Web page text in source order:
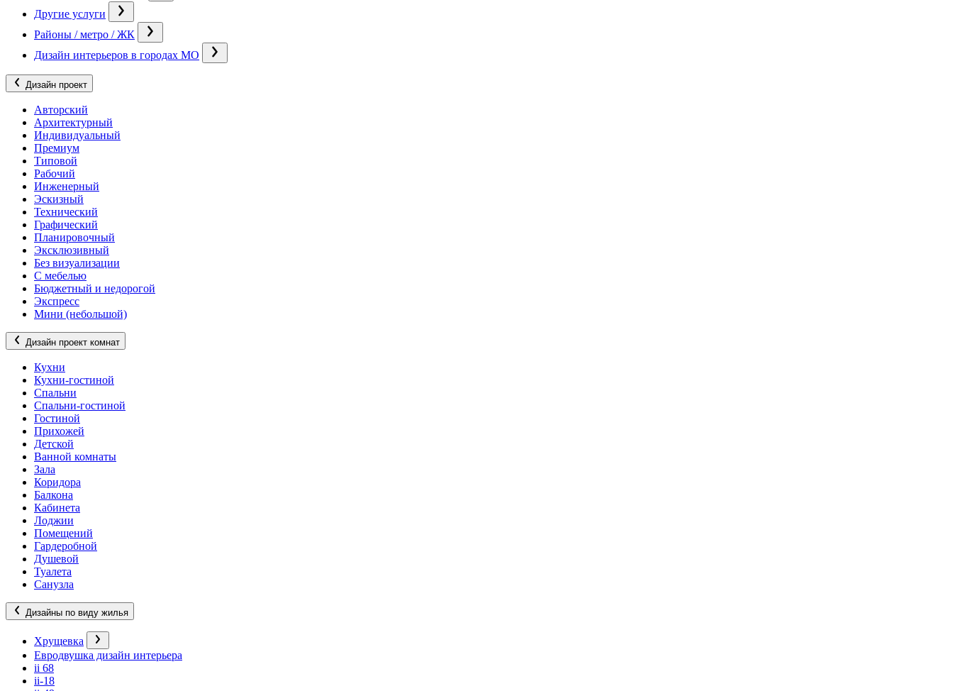
Другие услуги
Районы / метро / ЖК
Дизайн интерьеров в городах МО
Дизайн проект
Авторский
Архитектурный
Индивидуальный
Премиум
Типовой
Рабочий
Инженерный
Эскизный
Технический
Графический
Планировочный
Эксклюзивный
Без визуализации
С мебелью
Бюджетный и недорогой
Экспресс
Мини (небольшой)
Дизайн проект комнат
Кухни
Кухни-гостиной
Спальни
Спальни-гостиной
Гостиной
Прихожей
Детской
Ванной комнаты
Зала
Коридора
Балкона
Кабинета
Лоджии
Помещений
Гардеробной
Душевой
Туалета
Санузла
Дизайны по виду жилья
Хрущевка
Евродвушка дизайн интерьера
ii 68
ii-18